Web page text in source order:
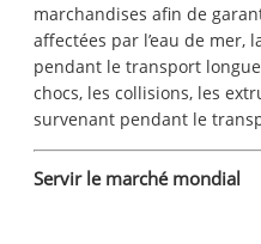
marchandises afin de
affectées par l’eau de mer,
pendant le transport
chocs, les collisions, les
survenant pendant le
Servir le marché mondial